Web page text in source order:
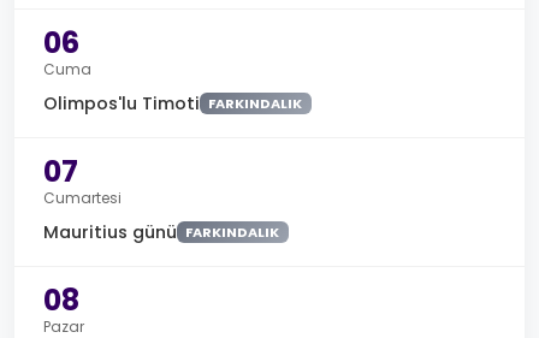
06
Cuma
Olimpos'lu Timoti FARKINDALIK
07
Cumartesi
Mauritius günü FARKINDALIK
08
Pazar